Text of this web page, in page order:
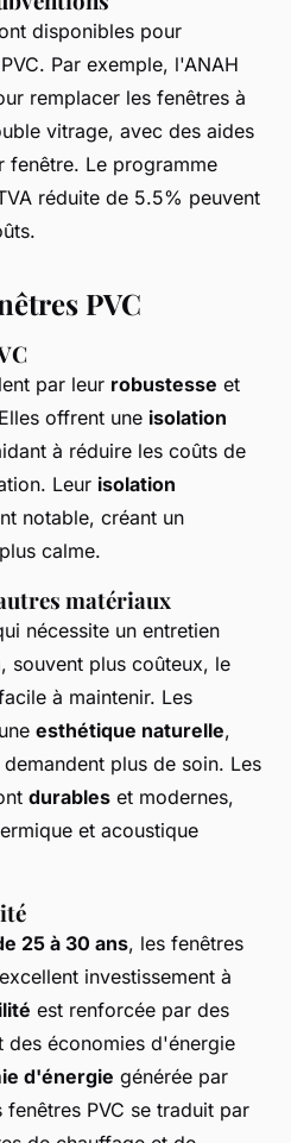
disponibles pour
Par exemple, l'ANAH
remplacer les fenêtres à
vitrage, avec des aides
fenêtre. Le programme
réduite de 5.5% peuvent
PVC
par leur robustesse et
offrent une isolation
à réduire les coûts de
Leur isolation
notable, créant un
calme.
matériaux
nécessite un entretien
souvent plus coûteux, le
à maintenir. Les
esthétique naturelle,
plus de soin. Les
durables et modernes,
et acoustique
25 à 30 ans, les fenêtres
investissement à
est renforcée par des
des économies d'énergie
d'énergie générée par
PVC se traduit par